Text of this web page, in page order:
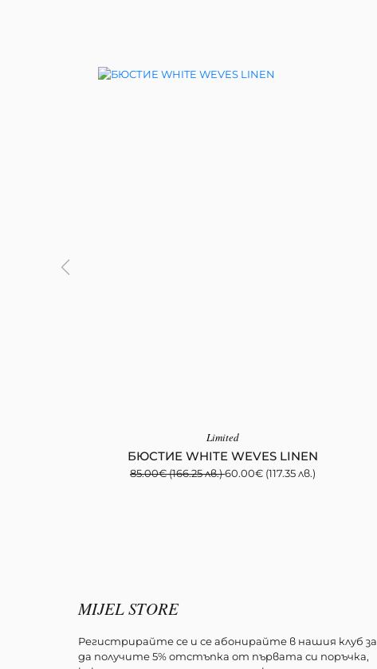
Limited
БЮСТИЕ WHITE WEVES LINEN
85.00€(166.25 лв.)60.00€ (117.35 лв.)
MIJEL STORE
Регистрирайте се и се абонирайте в нашия клуб за
да получите 5% отстъпка от първата си поръчка,